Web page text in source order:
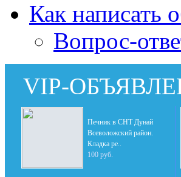
Как написать
Вопрос-
VIP-
Печник в СНТ Дунай
Всеволожский район.
Кладка ре..
100 руб.